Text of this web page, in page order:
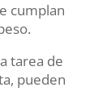
cumplan
tarea de
pueden